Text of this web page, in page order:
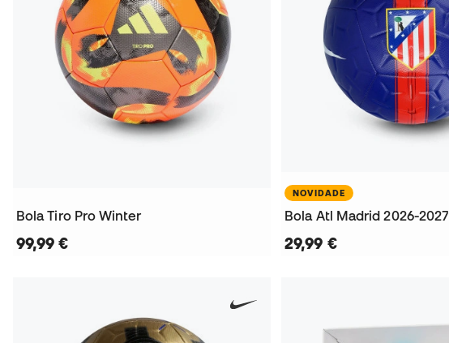
Bola Tiro Pro Winter
99,99 €
NOVIDADE
Bola Atl Madrid 2026-2027
29,99 €